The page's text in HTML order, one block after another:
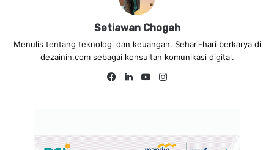
Setiawan Chogah
Menulis tentang teknologi dan keuangan. Sehari-hari berkarya di
dezainin.com sebagai konsultan komunikasi digital.
Facebook
LinkedInYouTube